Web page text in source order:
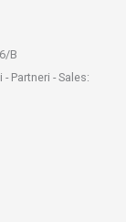
B
Partneri - Sales: